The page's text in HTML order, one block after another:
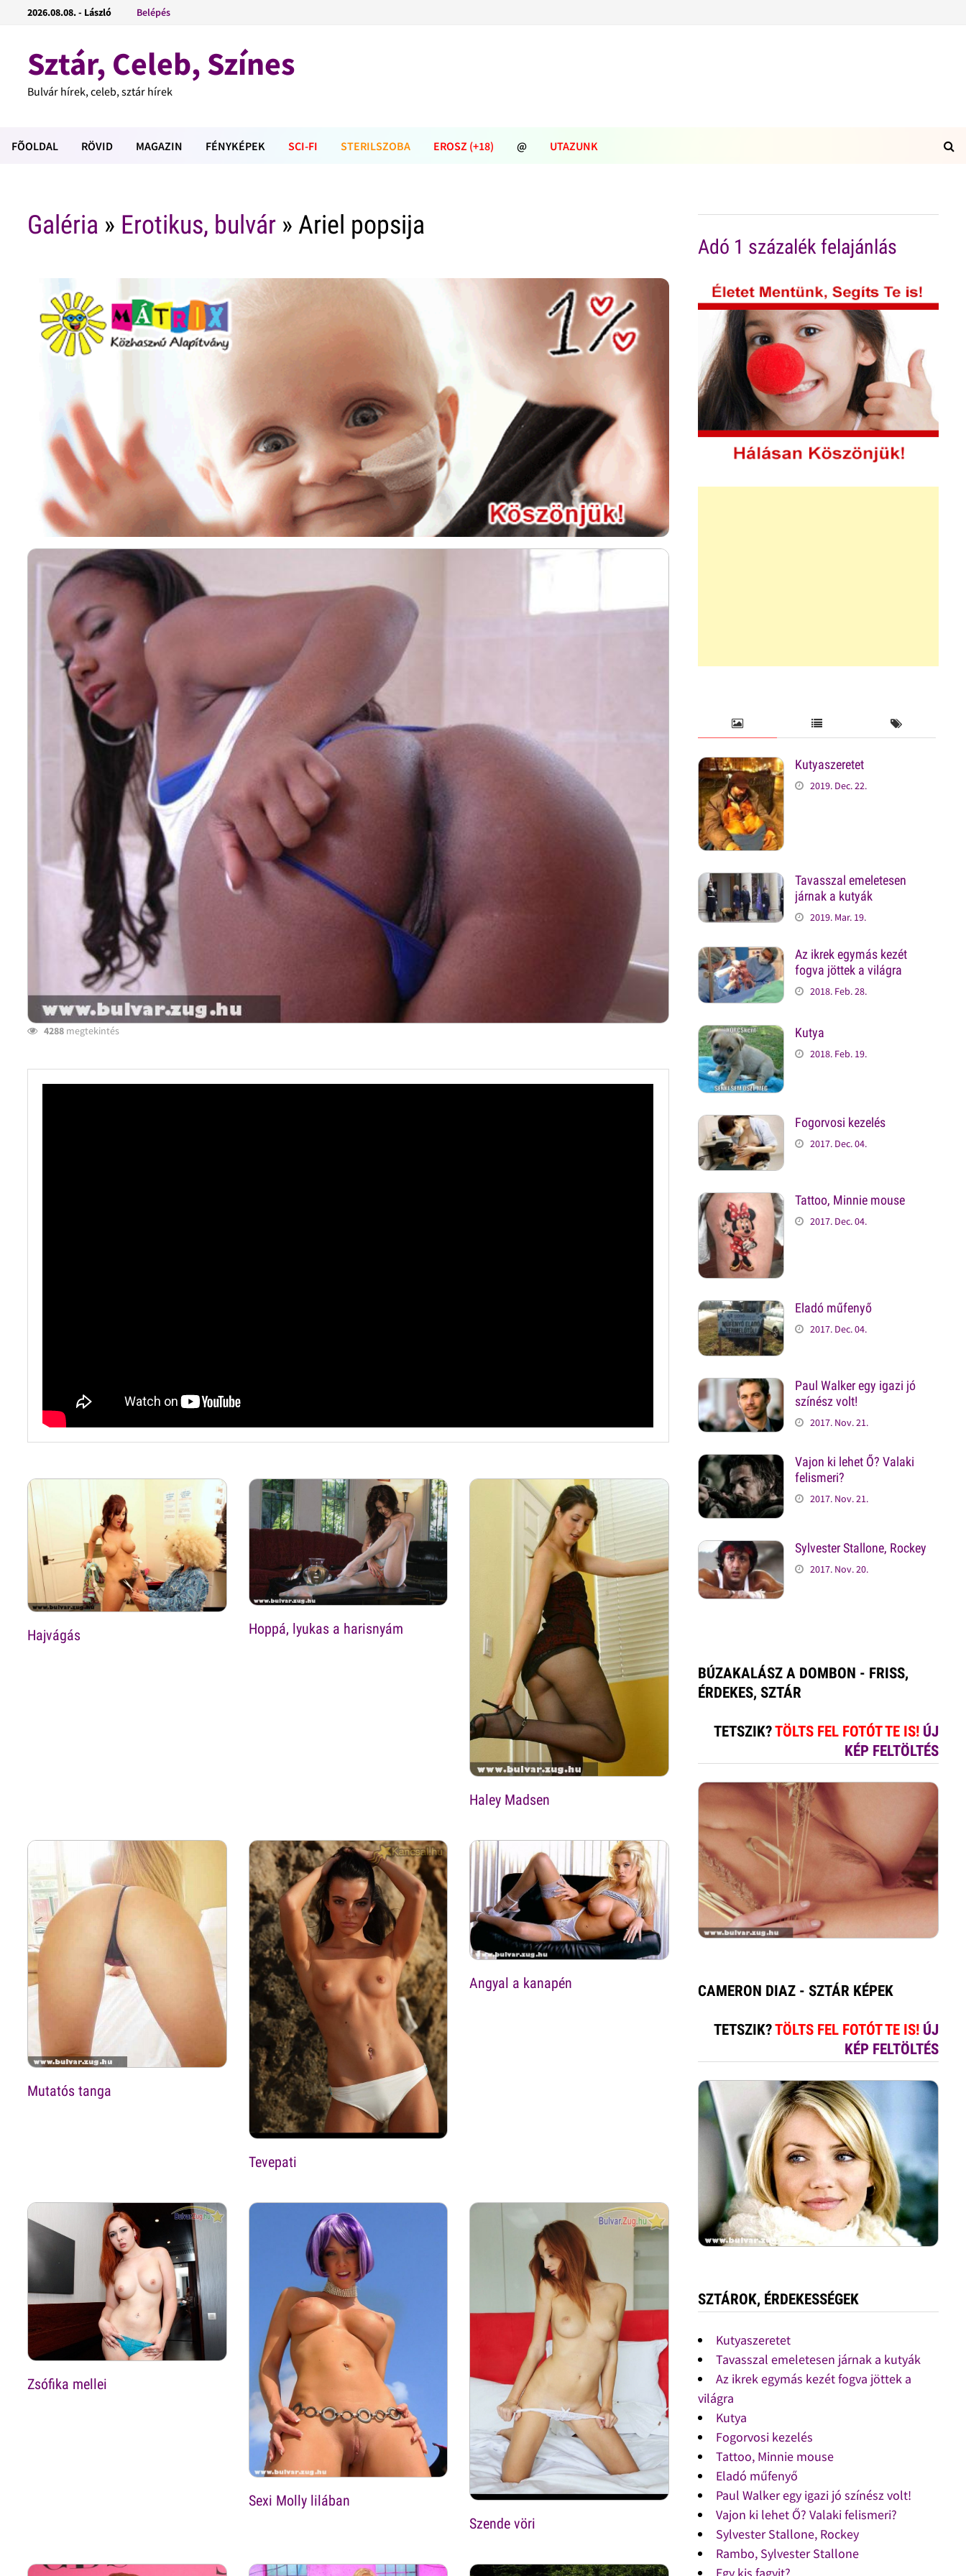
2026.08.08. - László Belépés
Sztár, Celeb, Színes
Bulvár hírek, celeb, sztár hírek
FÕOLDAL RÖVID MAGAZIN FÉNYKÉPEK SCI-FI STERILSZOBA EROSZ (+18) @ UTAZUNK
Galéria » Erotikus, bulvár » Ariel popsija
4288 megtekintés
Hajvágás Hoppá, lyukas a harisnyám
Haley Madsen
Mutatós tanga
Tevepati
Angyal a kanapén
Zsófika mellei
Sexi Molly lilában
Szende vöri
Adó 1 százalék felajánlás
Kutyaszeretet
2019. Dec. 22.
Tavasszal emeletesen
járnak a kutyák
2019. Mar. 19.
Az ikrek egymás kezét
fogva jöttek a világra
2018. Feb. 28.
Kutya
2018. Feb. 19.
Fogorvosi kezelés
2017. Dec. 04.
Tattoo, Minnie mouse
2017. Dec. 04.
Eladó műfenyő
2017. Dec. 04.
Paul Walker egy igazi jó
színész volt!
2017. Nov. 21.
Vajon ki lehet Ő? Valaki
felismeri?
2017. Nov. 21.
Sylvester Stallone, Rockey
2017. Nov. 20.
BÚZAKALÁSZ A DOMBON - FRISS,
ÉRDEKES, SZTÁR
TETSZIK?TÖLTS FEL FOTÓT TE IS! ÚJ
KÉP FELTÖLTÉS
CAMERON DIAZ - SZTÁR KÉPEK
TETSZIK?TÖLTS FEL FOTÓT TE IS! ÚJ
KÉP FELTÖLTÉS
SZTÁROK, ÉRDEKESSÉGEK
Kutyaszeretet
Tavasszal emeletesen járnak a kutyák
Az ikrek egymás kezét fogva jöttek a
világra
Kutya
Fogorvosi kezelés
Tattoo, Minnie mouse
Eladó műfenyő
Paul Walker egy igazi jó színész volt!
Vajon ki lehet Ő? Valaki felismeri?
Sylvester Stallone, Rockey
Rambo, Sylvester Stallone